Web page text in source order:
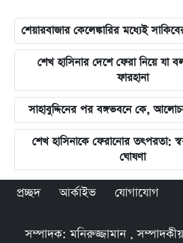
শেয়ারবাজার কেলেঙ্কারির মধ্যেই
শেখ হাসিনার দেশে ফেরা নিয়ে যা
ফারহানা
সাহাবুদ্দিনের পর বঙ্গভবনে কে,
শেখ হাসিনাকে ফেরানোর তৎপরতা:
ঘোষণা
প্রচ্ছদ আর্কাইভ যোগাযোগ
সম্পাদক: মনিরুজ্জামান ,